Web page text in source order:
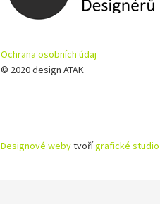
Ochrana osobních údaj
© 2020 design ATAK
Designové webytvořígrafické studio